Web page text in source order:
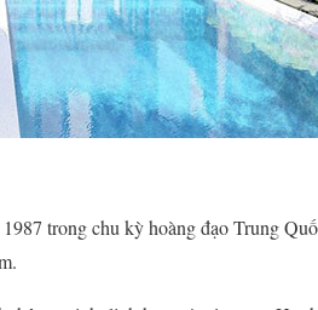
trong chu kỳ hoàng đạo Trung